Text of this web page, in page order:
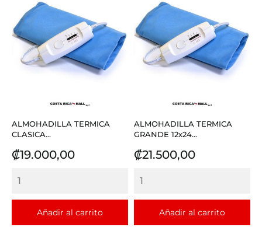
ALMOHADILLA TERMICA
CLASICA...
Precio
₡19.000,00
Añadir al carrito
ALMOHADILLA TERMICA
GRANDE 12x24...
Precio
₡21.500,00
Añadir al carrito